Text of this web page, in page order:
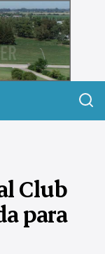
Club
para